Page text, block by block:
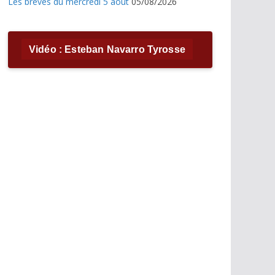
Vidéo : Esteban Navarro Tyrosse